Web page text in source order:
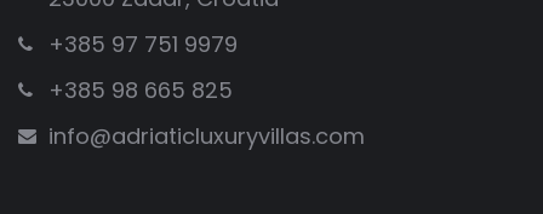
+385 97 751 9979
+385 98 665 825
info@adriaticluxuryvillas.com